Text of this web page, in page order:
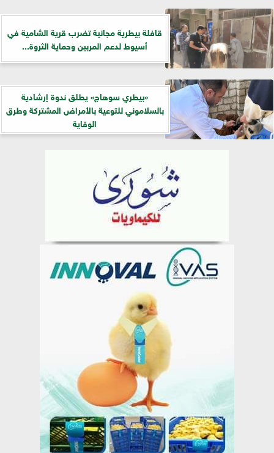
قافلة بيطرية مجانية تضرب قرية الشامية في
أسيوط لدعم المربين وحماية الثروة...
«بيطري سوهاج» يطلق ندوة إرشادية
بالسلاموني للتوعية بالأمراض المشتركة وطرق
الوقاية